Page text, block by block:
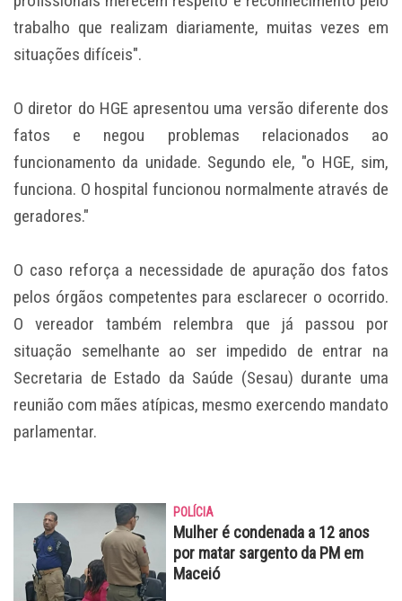
trabalho que realizam diariamente, muitas vezes em
situações difíceis".
O diretor do HGE apresentou uma versão diferente dos
fatos e negou problemas relacionados ao
funcionamento da unidade. Segundo ele, "o HGE, sim,
funciona. O hospital funcionou normalmente através de
geradores."
O caso reforça a necessidade de apuração dos fatos
pelos órgãos competentes para esclarecer o ocorrido.
O vereador também relembra que já passou por
situação semelhante ao ser impedido de entrar na
Secretaria de Estado da Saúde (Sesau) durante uma
reunião com mães atípicas, mesmo exercendo mandato
parlamentar.
POLÍCIA
Mulher é condenada a 12 anos
por matar sargento da PM em
Maceió